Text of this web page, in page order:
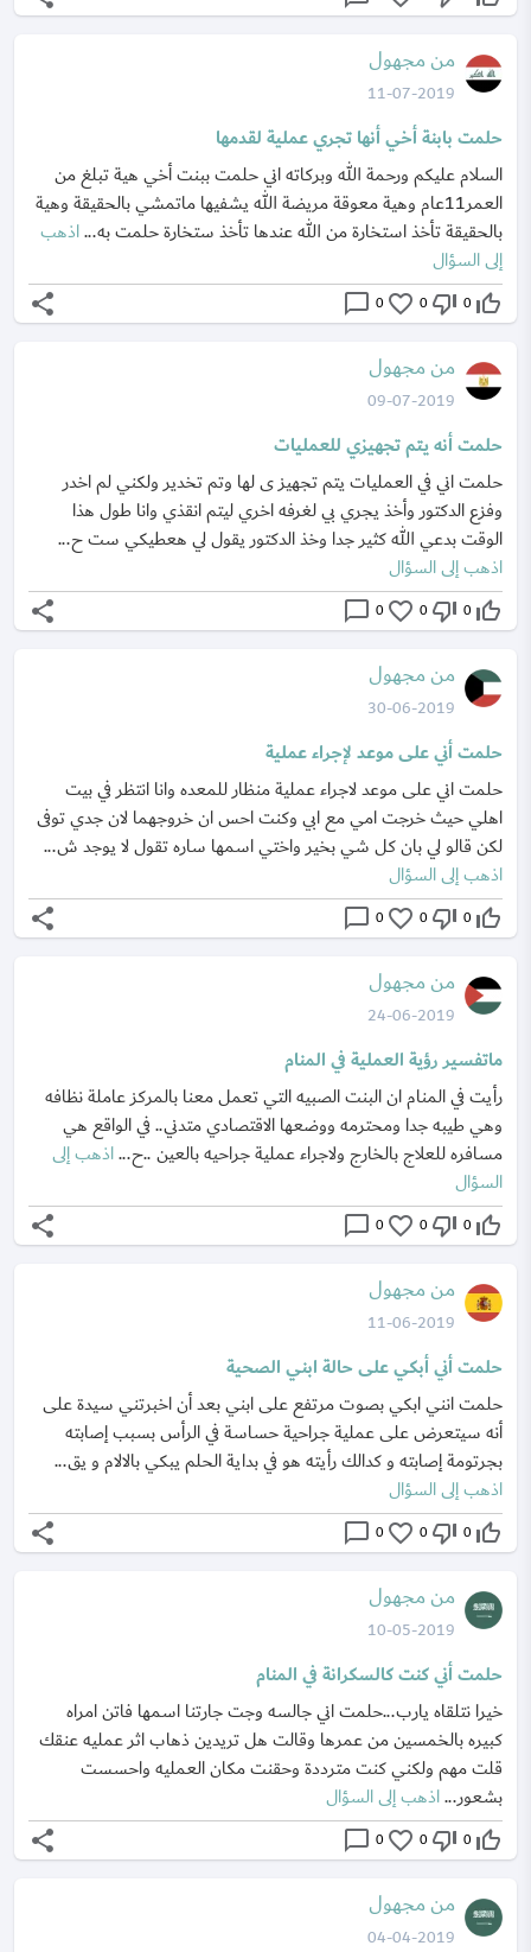
من مجهول
11-07-2019
حلمت بابنة أخي أنها تجري عملية لقدمها
السلام عليكم ورحمة الله وبركاته اني حلمت ببنت أخي هية تبلغ من
العمر11عام وهية معوقة مريضة الله يشفيها ماتمشي بالحقيقة وهية
بالحقيقة تأخذ استخارة من الله عندها تأخذ ستخارة حلمت به...اذهب
إلى السؤال
thumb_up_off_alt
0
thumb_down_off_alt
0
favorite_border
0
chat_bubble_outline
share
من مجهول
09-07-2019
حلمت أنه يتم تجهيزي للعمليات
حلمت اني في العمليات يتم تجهيز ى لها وتم تخدير ولكني لم اخدر
وفزع الدكتور وأخذ يجري بي لغرفه اخري ليتم انقذي وانا طول هذا
الوقت بدعي الله كثير جدا وخذ الدكتور يقول لي هعطيكي ست ح...
اذهب إلى السؤال
thumb_up_off_alt
0
thumb_down_off_alt
0
favorite_border
0
chat_bubble_outline
share
من مجهول
30-06-2019
حلمت أني على موعد لإجراء عملية
حلمت اني على موعد لاجراء عملية منظار للمعده وانا انتظر في بيت
اهلي حيث خرجت امي مع ابي وكنت احس ان خروجهما لان جدي توفى
لكن قالو لي بان كل شي بخير واختي اسمها ساره تقول لا يوجد ش...
اذهب إلى السؤال
thumb_up_off_alt
0
thumb_down_off_alt
0
favorite_border
0
chat_bubble_outline
share
من مجهول
24-06-2019
ماتفسير رؤية العملية في المنام
رأيت في المنام ان البنت الصبيه التي تعمل معنا بالمركز عاملة نظافه
وهي طيبه جدا ومحترمه ووضعها الاقتصادي متدني.. في الواقع هي
مسافره للعلاج بالخارج ولاجراء عملية جراحيه بالعين ..ح...اذهب إلى
السؤال
thumb_up_off_alt
0
thumb_down_off_alt
0
favorite_border
0
chat_bubble_outline
share
من مجهول
11-06-2019
حلمت أني أبكي على حالة ابني الصحية
حلمت انني ابكي بصوت مرتفع على ابني بعد أن اخبرتني سيدة على
أنه سيتعرض على عملية جراحية حساسة في الرأس بسبب إصابته
بجرتومة إصابته و كدالك رأيته هو في بداية الحلم يبكي بالالام و يق...
اذهب إلى السؤال
thumb_up_off_alt
0
thumb_down_off_alt
0
favorite_border
0
chat_bubble_outline
share
من مجهول
10-05-2019
حلمت أني كنت كالسكرانة في المنام
خيرا نتلقاه يارب...حلمت اني جالسه وجت جارتنا اسمها فاتن امراه
كبيره بالخمسين من عمرها وقالت هل تريدين ذهاب اثر عمليه عنقك
قلت مهم ولكني كنت مترددة وحقنت مكان العمليه واحسست
بشعور...اذهب إلى السؤال
thumb_up_off_alt
0
thumb_down_off_alt
0
favorite_border
0
chat_bubble_outline
share
من مجهول
04-04-2019